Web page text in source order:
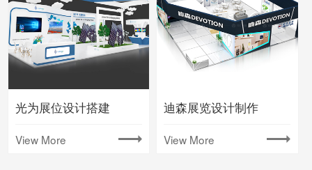
光为展位设计搭建
View More
迪森展览设计制作
View More